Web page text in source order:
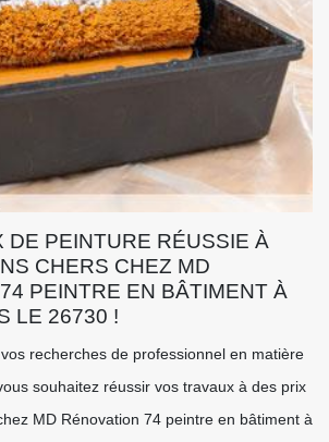
DE PEINTURE RÉUSSIE À
CHERS CHEZ MD
PEINTRE EN BÂTIMENT À
LE 26730 !
recherches de professionnel en matière
souhaitez réussir vos travaux à des prix
MD Rénovation 74 peintre en bâtiment à